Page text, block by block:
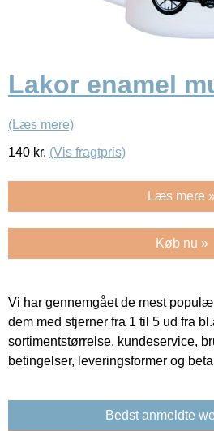
Lakor enamel
(Læs mere)
140 kr. (Vis fragtpris)
Læs mere
Køb nu »
Vi har gennemgået de mest
dem med stjerner fra 1 til 5 ud fra
sortimentstørrelse, kundeservice,
betingelser, leveringsformer og
Bedst anmeldte